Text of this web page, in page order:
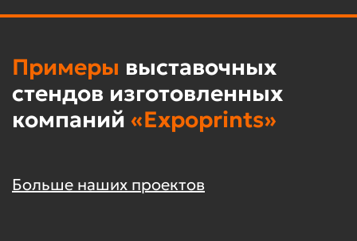
Примеры выставочных
стендов изготовленных
компаний «Expoprints»
Больше наших проектов